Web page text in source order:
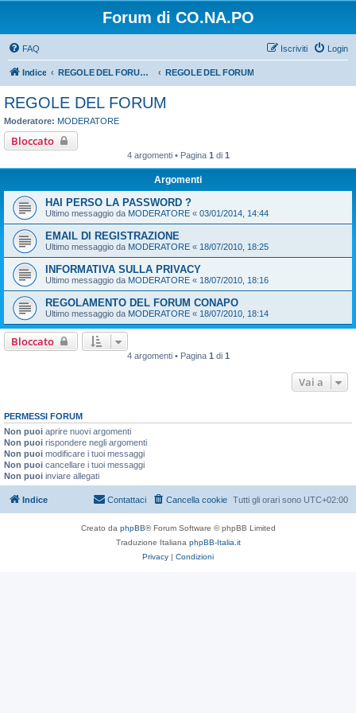
Forum di CO.NA.PO
FAQ Login
Iscriviti
Indice REGOLE DEL FORUM - LEGGERE BENE PRIMA DI PROCEDERE CON L'ISCRIZIONE REGOLE DEL FORUM
REGOLE DEL FORUM
Moderatore: MODERATORE
Bloccato
4 argomenti • Pagina 1 di 1
Argomenti
HAI PERSO LA PASSWORD ?
Ultimo messaggio da MODERATORE « 03/01/2014, 14:44
EMAIL DI REGISTRAZIONE
Ultimo messaggio da MODERATORE « 18/07/2010, 18:25
INFORMATIVA SULLA PRIVACY
Ultimo messaggio da MODERATORE « 18/07/2010, 18:16
REGOLAMENTO DEL FORUM CONAPO
Ultimo messaggio da MODERATORE « 18/07/2010, 18:14
Bloccato
4 argomenti • Pagina 1 di 1
Vai a
PERMESSI FORUM
Non puoi aprire nuovi argomenti
Non puoi rispondere negli argomenti
Non puoi modificare i tuoi messaggi
Non puoi cancellare i tuoi messaggi
Non puoi inviare allegati
Indice Tutti gli orari sono UTC+02:00
Cancella cookie
Contattaci
Creato da phpBB® Forum Software © phpBB Limited
Traduzione Italiana phpBB-Italia.it
Privacy | Condizioni